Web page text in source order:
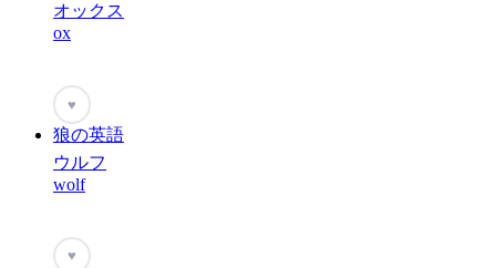
オックス
ox
♥
狼の英語
ウルフ
wolf
♥